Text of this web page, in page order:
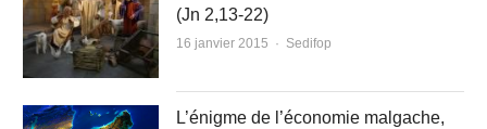
(Jn 2,13-22)
16 janvier 2015 Author
Sedifop
L’énigme de l’économie malgache,